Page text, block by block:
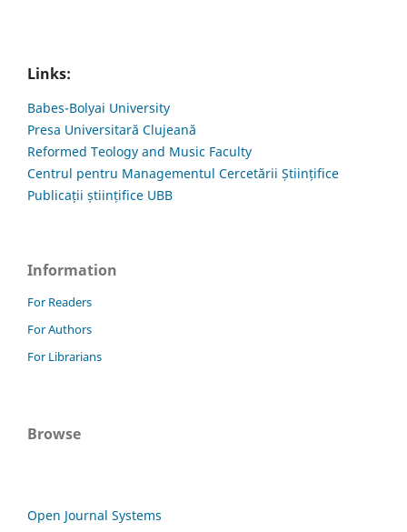
Links:
Babes-Bolyai University
Presa Universitară Clujeană
Reformed Teology and Music Faculty
Centrul pentru Managementul Cercetării Științifice
Publicații științifice UBB
Information
For Readers
For Authors
For Librarians
Browse
Open Journal Systems